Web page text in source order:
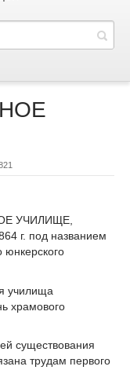
УЧИЛИЩЕ,
г. под названием
юнкерского
училища
храмового
существования
трудам первого